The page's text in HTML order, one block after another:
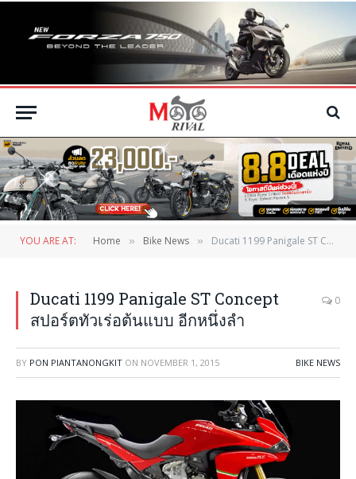
YOU ARE AT: Home » Bike News » Ducati 1199 Panigale ST Concept สปอร์ตทัวเร่อต้นแบบ อีกหนึ่งลำ
Ducati 1199 Panigale ST Concept
สปอร์ตทัวเร่อต้นแบบ อีกหนึ่งลำ
0
BY PON PIANTANONGKIT ON NOVEMBER 1, 2015 BIKE NEWS